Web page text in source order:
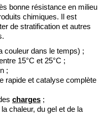
bonne résistance en milieu
chimiques. Il est
de stratification et autres
couleur dans le temps) ;
15°C et 25°C ;
;
rapide et catalyse complète
charges ;
chaleur, du gel et de la